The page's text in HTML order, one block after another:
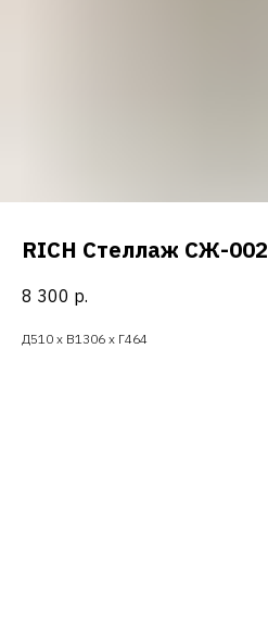
RICH Стеллаж СЖ-002
8 300 р.
Д510 х В1306 х Г464